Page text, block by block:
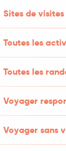
Sites de visites
Toutes les
Toutes les
Voyager
Voyager sans